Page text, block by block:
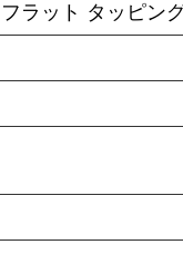
ラット タッピン